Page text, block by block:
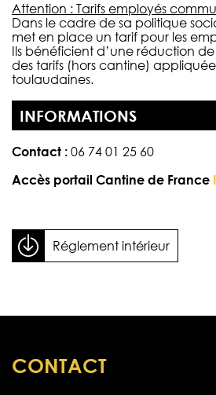
Attention : Tarifs employés
Dans le cadre de sa politique
met en place un tarif pour les
Ils bénéficient d’une réduction de
des tarifs (hors cantine)
toulaudaines.
INFORMATIONS
Contact : 06 74 01 25 60
Accès portail Cantine de France
Réglement intérieur
CONTACT